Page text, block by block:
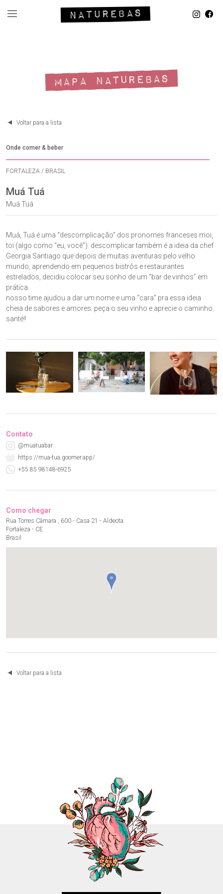
MAPA NATUREBAS
Voltar para a lista
Onde comer & beber
FORTALEZA / BRASIL
Muá Tuá
Muá Tuá
Muá, Tuá é uma “descomplicação” dos pronomes franceses moi,
toi (algo como “eu, você”). descomplicar também é a ideia da chef
Georgia Santiago que depois de muitas aventuras pelo velho
mundo, aprendendo em pequenos bistrôs e restaurantes
estrelados, decidiu colocar seu sonho de um “bar de vinhos” em
prática.
nosso time ajudou a dar um nome e uma “cara” pra essa ideia
cheia de sabores e amores. peça o seu vinho e aprecie o caminho.
santé!!
Contato
@muatuabar
https://mua-tua.goomer.app/
+55 85 98148-6925
Como chegar
Rua Torres Câmara , 600 - Casa 21 - Aldeota
Fortaleza - CE
Brasil
Voltar para a lista